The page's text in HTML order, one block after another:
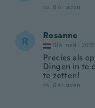
ca. 6 år siden
R Rosanne
Ble med i 2017
Precies als
Dingen in te
te zetten!
ca. 6 år siden